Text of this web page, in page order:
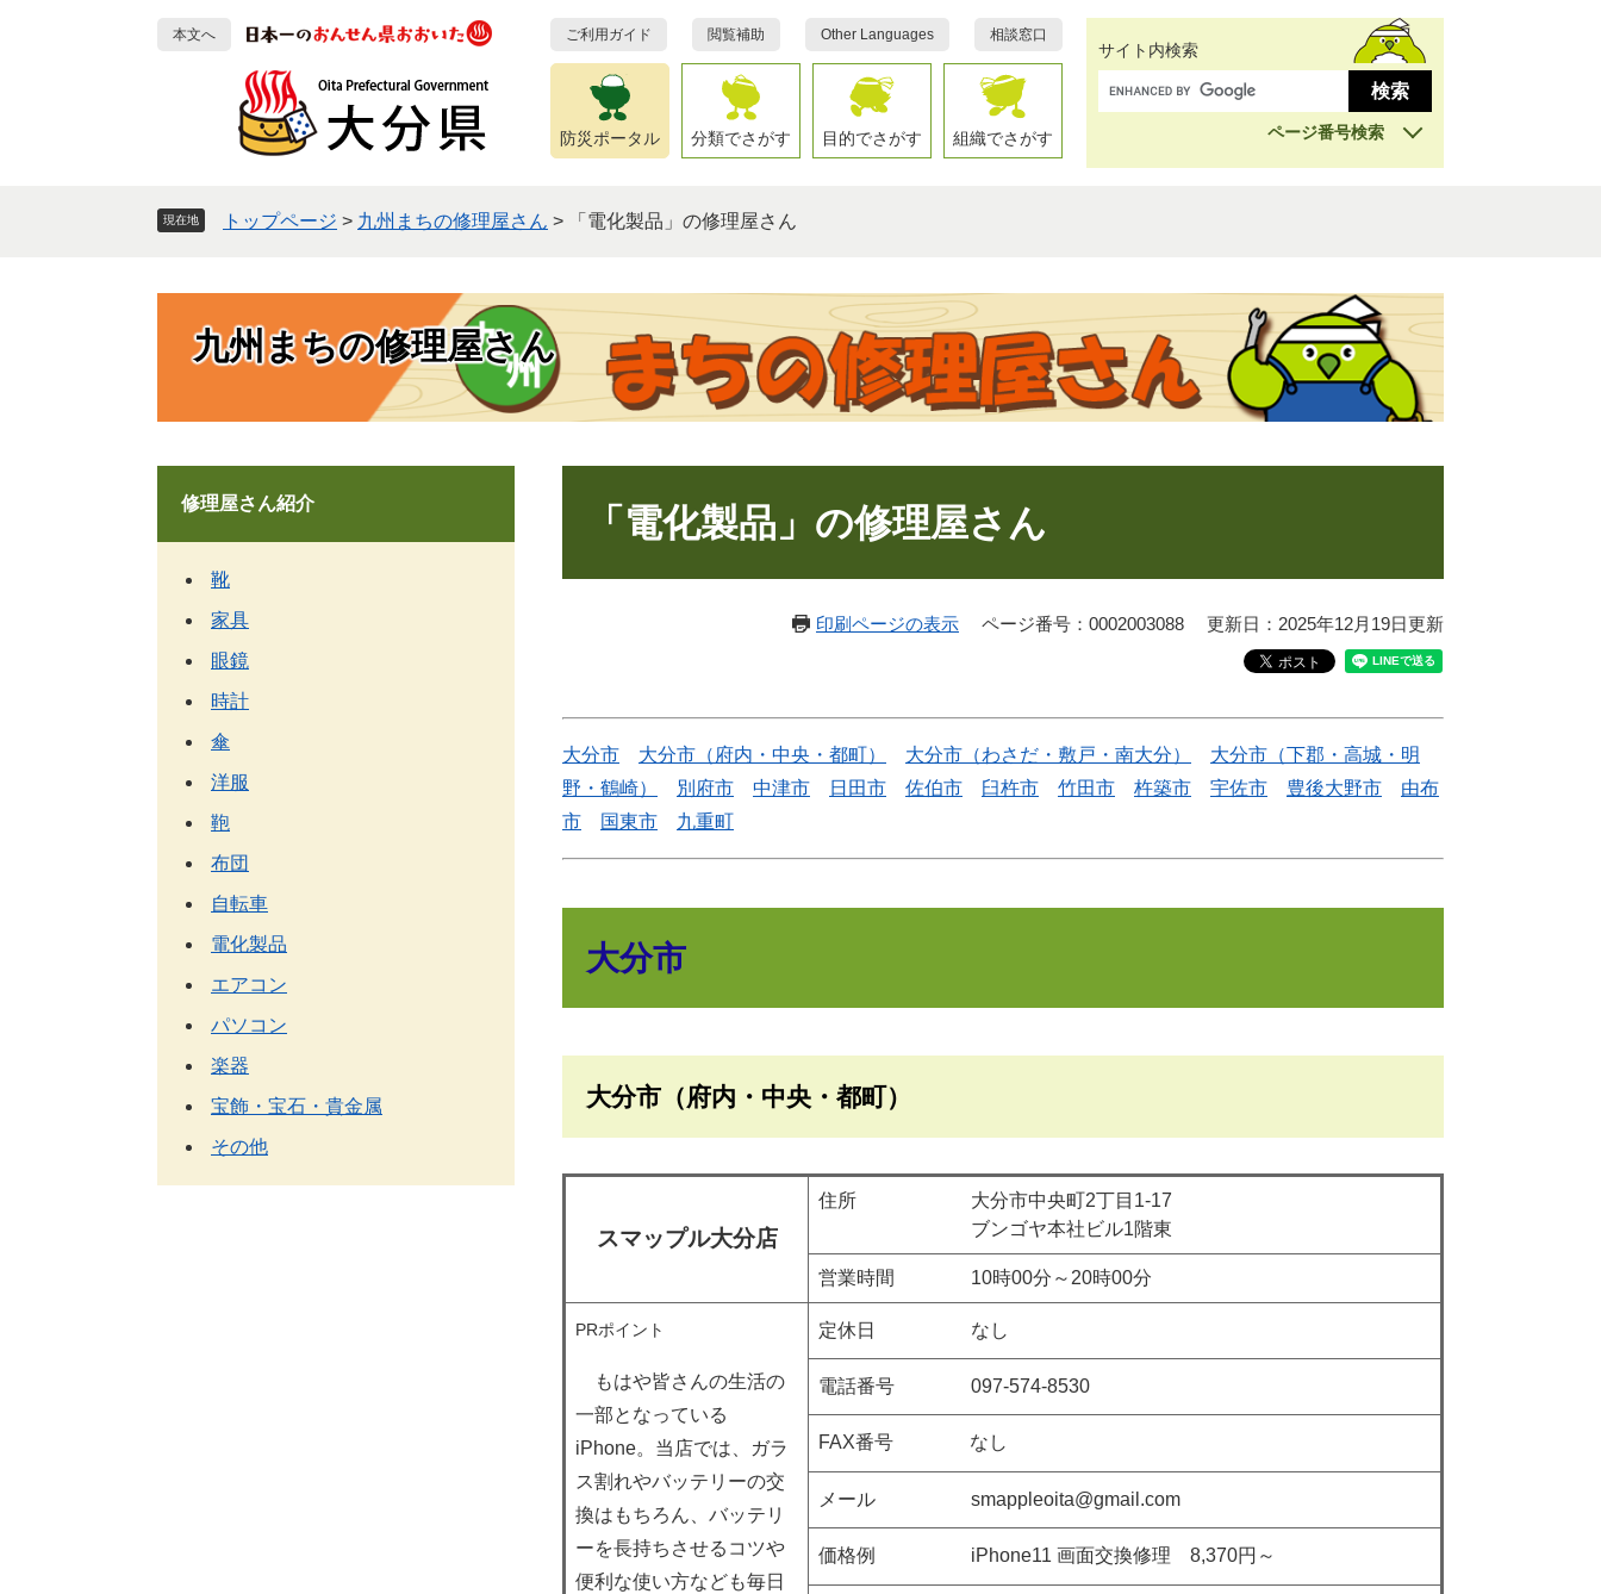
本文へ ご利用ガイド 閲覧補助 Other Languages 相談窓口
防災ポータル 分類でさがす 目的でさがす 組織でさがす
サイト内検索
ページ番号検索
現在地 トップページ > 九州まちの修理屋さん > 「電化製品」の修理屋さん
九州まちの修理屋さん
「電化製品」の修理屋さん
印刷ページの表示 ページ番号：0002003088 更新日：2025年12月19日更新
大分市 大分市（府内・中央・都町） 大分市（わさだ・敷戸・南大分）
大分市（下郡・高城・明
野・鶴崎）
別府市 中津市 日田市 佐伯市 臼杵市 竹田市 杵築市 宇佐市 豊後大野市
由布
市
国東市 九重町
大分市
大分市（府内・中央・都町）
スマップル大分店
住所 大分市中央町2丁目1-17
ブンゴヤ本社ビル1階東
営業時間 10時00分～20時00分
PRポイント
もはや皆さんの生活の
一部となっている
iPhone。当店では、ガラ
ス割れやバッテリーの交
換はもちろん、バッテリ
ーを長持ちさせるコツや
便利な使い方なども毎日
定休日 なし
電話番号 097-574-8530
FAX番号 なし
メール smappleoita@gmail.com
価格例 iPhone11 画面交換修理 8,370円～
修理屋さん紹介
靴
家具
眼鏡
時計
傘
洋服
鞄
布団
自転車
電化製品
エアコン
パソコン
楽器
宝飾・宝石・貴金属
その他